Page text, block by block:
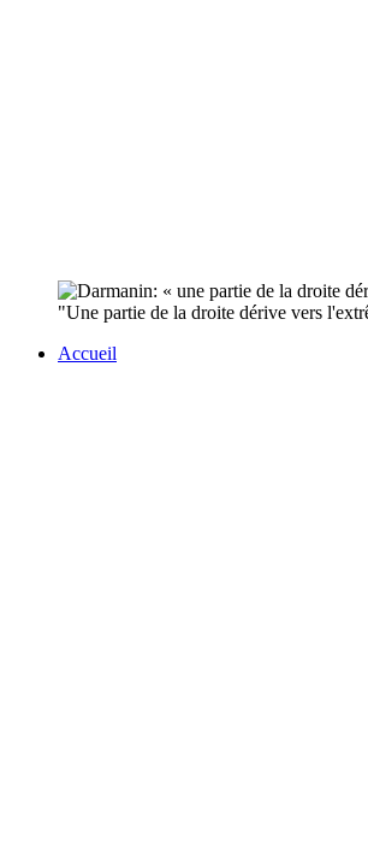
"Une partie de la droite dérive vers
Accueil